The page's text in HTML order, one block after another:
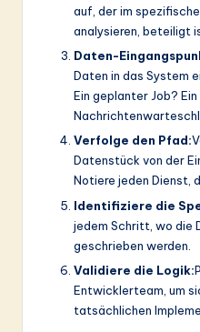
auf, der im
analysieren, beteiligt
Daten-
Daten in das System
Ein geplanter Job? Ein
Verfolge den Pfad:
Datenstück von der
Notiere jeden Dienst,
Identifiziere die
jedem Schritt, wo die
geschrieben werden.
Validiere die Logik:
Entwicklerteam, um
tatsächlichen